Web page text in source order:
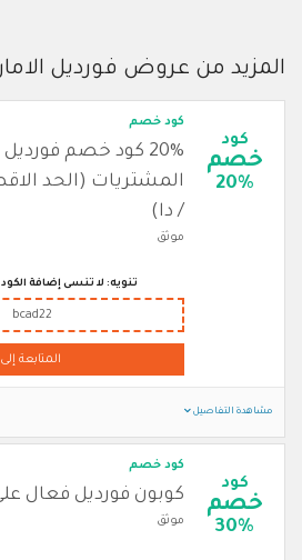
المزيد من عروض فورديل
كود
خصم
20%
كود خصم
20% كود خصم
/ دا)
موثق
تنويه: لا تنسى إضافة
bcad22
المتابعة
مشاهدة التفاصيل
كود
خصم
30%
كود خصم
كوبون فورديل فعال
موثق